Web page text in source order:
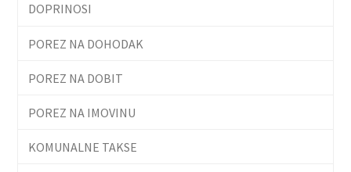
DOPRINOSI
POREZ NA DOHODAK
POREZ NA DOBIT
POREZ NA IMOVINU
KOMUNALNE TAKSE